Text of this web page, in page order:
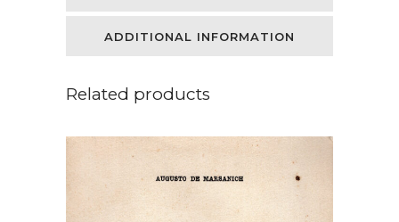
ADDITIONAL INFORMATION
Related products